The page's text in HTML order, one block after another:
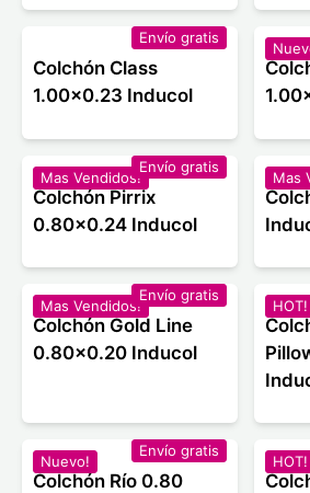
Envío gratis
Colchón Class
1.00x0.23 Inducol
Mas Vendidos!
Envío gratis
Colchón Pirrix
0.80x0.24 Inducol
Mas
Mas Vendidos!
Envío gratis
Colchón Gold Line
0.80x0.20 Inducol
HOT!
Nuevo!
Envío gratis
Colchón Río 0.80
HOT!